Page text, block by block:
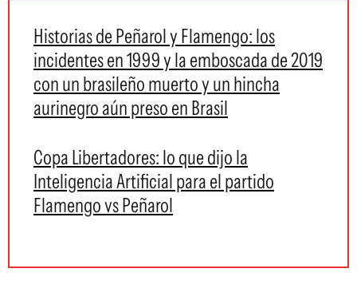
Historias de Peñarol y Flamengo: los
incidentes en 1999 y la emboscada de 2019
con un brasileño muerto y un hincha
aurinegro aún preso en Brasil
Copa Libertadores: lo que dijo la
Inteligencia Artificial para el partido
Flamengo vs Peñarol